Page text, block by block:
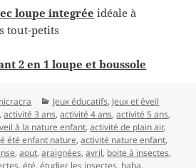
loupe integrée idéale à
tout-petits
2 en 1 loupe et boussole
Catégories
Jeux éducatifs, Jeux et éveil
,activité 3 ans,activité 4 ans,activité 5 ans,
à la nature enfant,activité de plain air,
été enfant nature,activité nature enfant,
,aout,araignées,avril, boite à insectes,